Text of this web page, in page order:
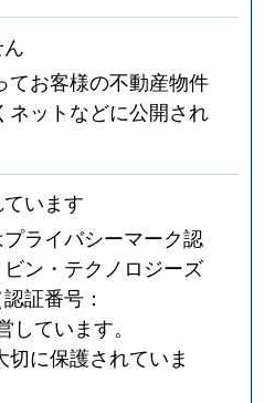
てお客様の不動産物件
ネットなどに公開され
います
ライバシーマーク認
ン・テクノロジーズ
証番号：
しています。
に保護されていま